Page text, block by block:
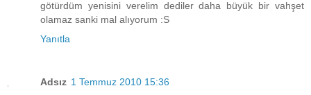
götürdüm yenisini verelim dediler daha büyük bir vahşet
olamaz sanki mal alıyorum :S
Yanıtla
Adsız 1 Temmuz 2010 15:36